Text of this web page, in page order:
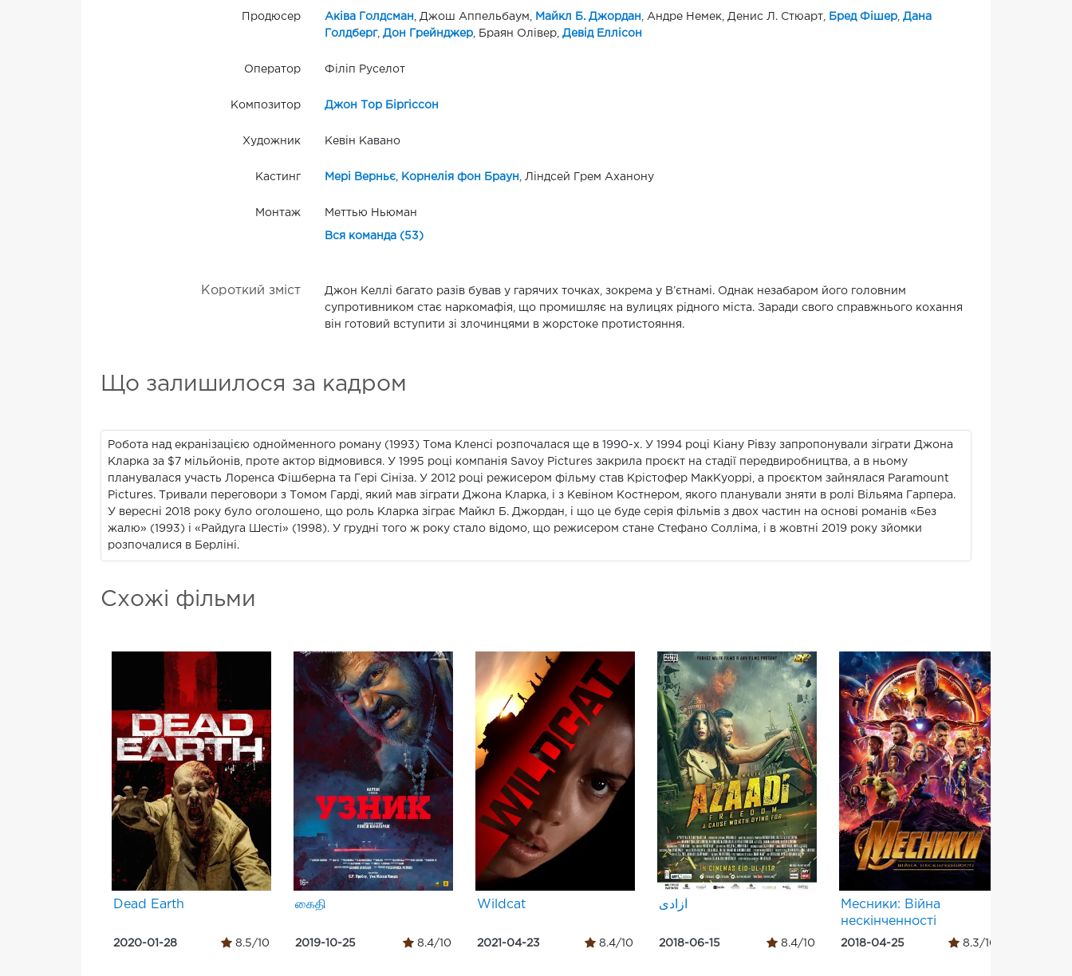
Продюсер Аківа Голдсман , Джош Аппельбаум, Майкл Б. Джордан , Андре Немек, Денис Л. Стюарт, Бред Фішер, Дана
Голдберг, Дон Грейнджер, Браян Олівер, Девід Еллісон
Оператор Філіп Руселот
Композитор Джон Тор Біргіссон
Художник Кевін Кавано
Кастинг Мері Верньє, Корнелія фон Браун , Ліндсей Грем Аханону
Монтаж Меттью Ньюман
Вся команда (53)
Короткий зміст
Джон Келлі багато разів бував у гарячих точках, зокрема у В’єтнамі. Однак незабаром його головним
супротивником стає наркомафія, що промишляє на вулицях рідного міста. Заради свого справжнього кохання
він готовий вступити зі злочинцями в жорстоке протистояння.
Що залишилося за кадром
Робота над екранізацією однойменного роману (1993) Тома Кленсі розпочалася ще в 1990-х. У 1994 році Кіану Рівзу запропонували зіграти Джона
Кларка за $7 мільйонів, проте актор відмовився. У 1995 році компанія Savoy Pictures закрила проєкт на стадії передвиробництва, а в ньому
планувалася участь Лоренса Фішберна та Гері Сініза. У 2012 році режисером фільму став Крістофер МакКуоррі, а проєктом зайнялася Paramount
Pictures. Тривали переговори з Томом Гарді, який мав зіграти Джона Кларка, і з Кевіном Костнером, якого планували зняти в ролі Вільяма Гарпера.
У вересні 2018 року було оголошено, що роль Кларка зіграє Майкл Б. Джордан, і що це буде серія фільмів з двох частин на основі романів «Без
жалю» (1993) і «Райдуга Шесті» (1998). У грудні того ж року стало відомо, що режисером стане Стефано Солліма, і в жовтні 2019 року зйомки
розпочалися в Берліні.
Схожі фільми
Dead Earth
2020-01-28 8.5/10
கைதி
2019-10-25 8.4/10
Wildcat
2021-04-23 8.4/10
آزادی
2018-06-15 8.4/10
Месники: Війна
нескінченності
2018-04-25 8.3/10